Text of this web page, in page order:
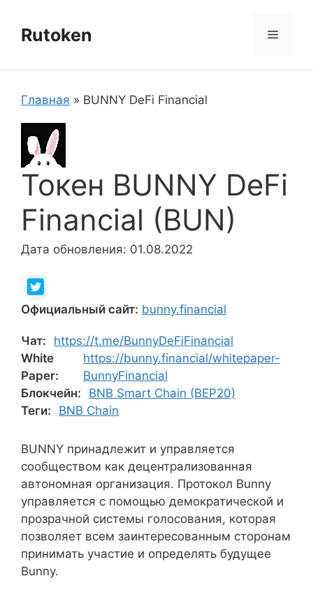
содержимому
Rutoken Меню
Главная » BUNNY DeFi Financial
Токен BUNNY DeFi
Financial (BUN)
Дата обновления: 01.08.2022
Официальный сайт: bunny.financial
Чат:
https://t.me/BunnyDeFiFinancial
White
Paper:
https://bunny.financial/whitepaper-
BunnyFinancial
Блокчейн:
BNB Smart Chain (BEP20)
Теги:
BNB Chain
BUNNY принадлежит и управляется
сообществом как децентрализованная
автономная организация. Протокол Bunny
управляется с помощью демократической и
прозрачной системы голосования, которая
позволяет всем заинтересованным сторонам
принимать участие и определять будущее
Bunny.